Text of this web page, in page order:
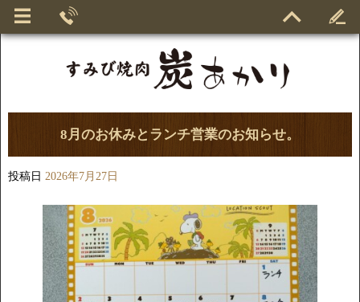
8月のお休みとランチ営業のお知らせ。
投稿日 2026年7月27日